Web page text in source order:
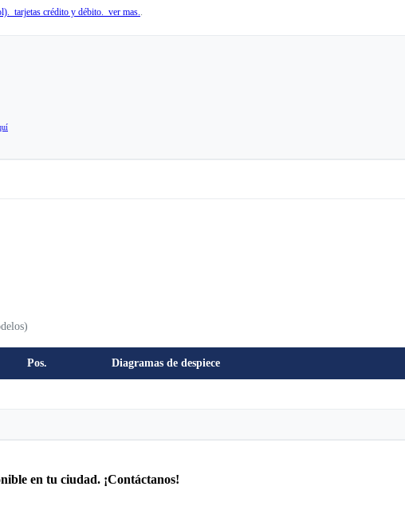
tarjetas crédito y débito. ver mas..
Pos. Diagramas de despiece
en tu ciudad. ¡Contáctanos!